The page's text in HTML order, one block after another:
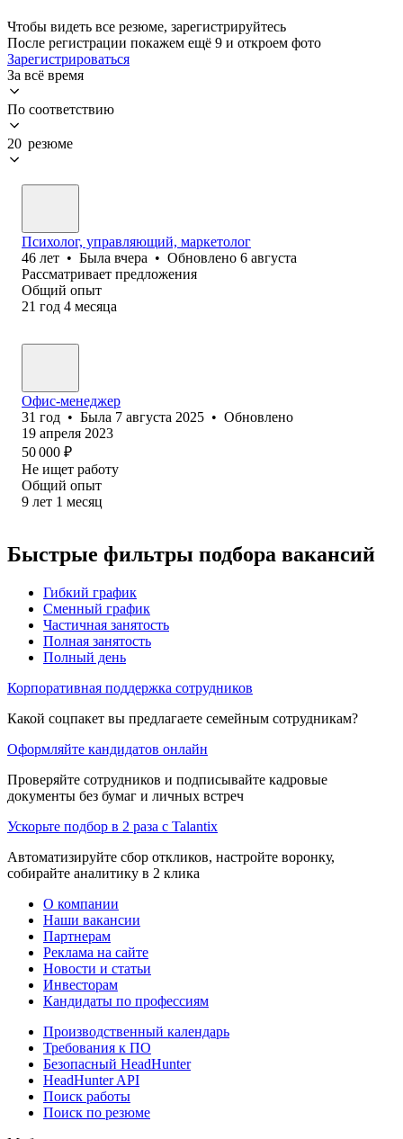
Чтобы видеть все резюме, зарегистрируйтесь
После регистрации покажем ещё 9 и откроем фото
Зарегистрироваться
За всё время
По соответствию
20 резюме
Психолог, управляющий, маркетолог
46 лет • Была вчера • Обновлено 6 августа
Рассматривает предложения
Общий опыт
21 год 4 месяца
Офис-менеджер
31 год • Была 7 августа 2025 • Обновлено
19 апреля 2023
50 000 ₽
Не ищет работу
Общий опыт
9 лет 1 месяц
Быстрые фильтры подбора вакансий
Гибкий график
Сменный график
Частичная занятость
Полная занятость
Полный день
Корпоративная поддержка сотрудников
Какой соцпакет вы предлагаете семейным сотрудникам?
Оформляйте кандидатов онлайн
Проверяйте сотрудников и подписывайте кадровые
документы без бумаг и личных встреч
Ускорьте подбор в 2 раза с Talantix
Автоматизируйте сбор откликов, настройте воронку,
собирайте аналитику в 2 клика
О компании
Наши вакансии
Партнерам
Реклама на сайте
Новости и статьи
Инвесторам
Кандидаты по профессиям
Производственный календарь
Требования к ПО
Безопасный HeadHunter
HeadHunter API
Поиск работы
Поиск по резюме